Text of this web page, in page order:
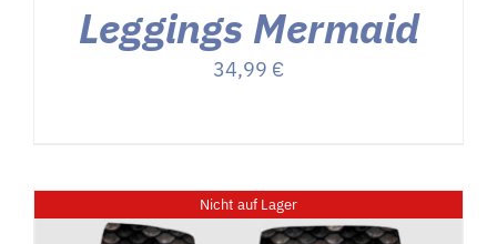
Leggings Mermaid
34,99 €
Nicht auf Lager